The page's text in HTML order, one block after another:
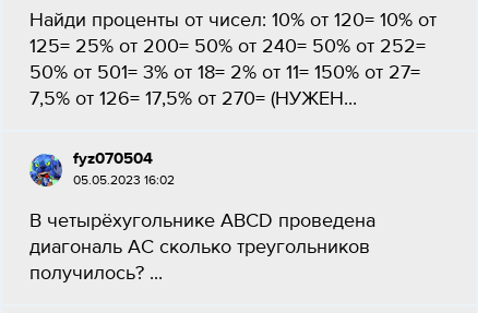
Найди проценты от чисел: 10% от 120= 10% от
125= 25% от 200= 50% от 240= 50% от 252=
50% от 501= 3% от 18= 2% от 11= 150% от 27=
7,5% от 126= 17,5% от 270= (НУЖЕН...
fyz070504
05.05.2023 16:02
В четырёхугольнике ABCD проведена
диагональ AC сколько треугольников
получилось? ​...